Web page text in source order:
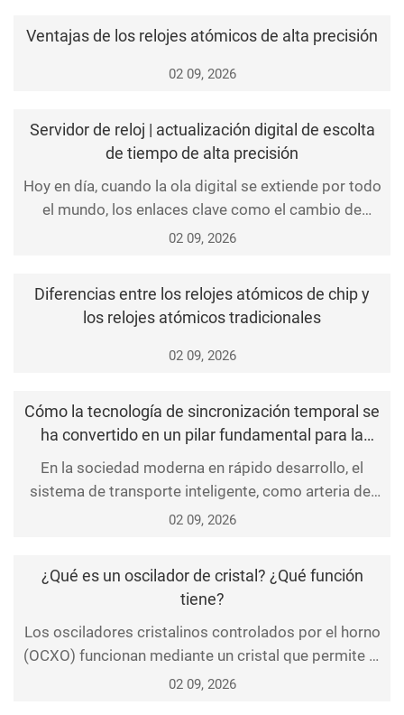
Ventajas de los relojes atómicos de alta precisión
02 09, 2026
Servidor de reloj | actualización digital de escolta
de tiempo de alta precisión
Hoy en día, cuando la ola digital se extiende por todo
el mundo, los enlaces clave como el cambio de
estaciones base de comunicación, la protección del
producción industrial no pueden separarse del
soporte preciso de sincronización de tiempo. Como
equipo c
02 09, 2026
Diferencias entre los relojes atómicos de chip y
los relojes atómicos tradicionales
02 09, 2026
Cómo la tecnología de sincronización temporal se
ha convertido en un pilar fundamental para la
industria del transporte inteligente
En la sociedad moderna en rápido desarrollo, el
sistema de transporte inteligente, como arteria del
desarrollo urbano, desempeña un papel
mediante tecnologías eficientes de procesamiento
de información y comunicación. En el proceso de
construcc
02 09, 2026
¿Qué es un oscilador de cristal? ¿Qué función
tiene?
Los osciladores cristalinos controlados por el horno
(OCXO) funcionan mediante un cristal que permite la
conversión de energía eléctrica en energía mecánica
02 09, 2026